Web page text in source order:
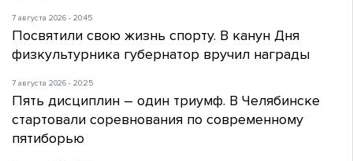
7 августа 2026 - 20:45
Посвятили свою жизнь спорту. В канун Дня
физкультурника губернатор вручил награды
7 августа 2026 - 20:25
Пять дисциплин – один триумф. В Челябинске
стартовали соревнования по современному
пятиборью